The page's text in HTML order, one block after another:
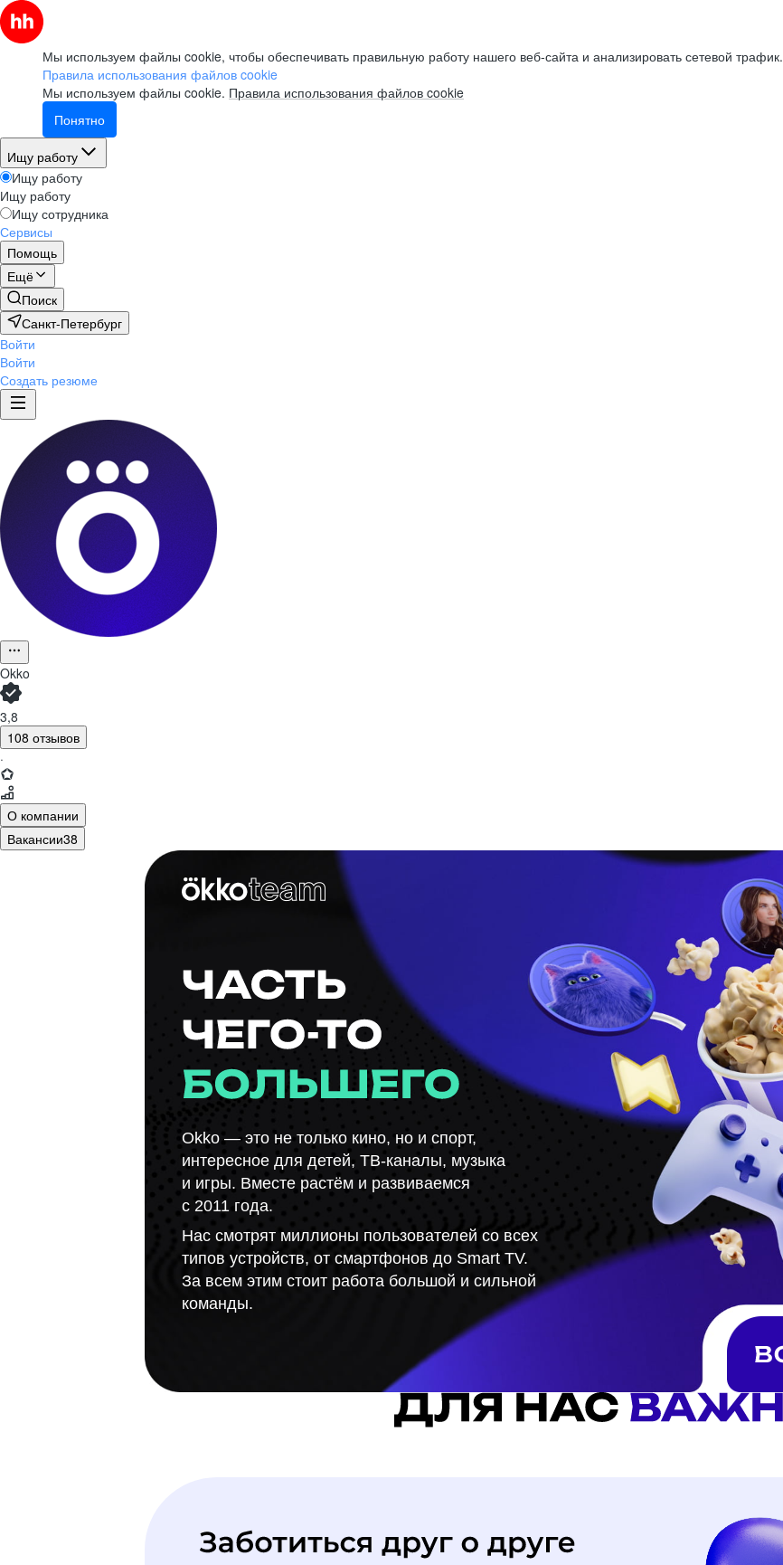
Мы используем файлы cookie, чтобы обеспечивать правильную работу нашего веб-сайта и анализировать сетевой трафик.
Правила использования файлов cookie
Мы используем файлы cookie. Правила использования файлов cookie
Понятно
Ищу работу
Ищу работу
Ищу работу
Ищу сотрудника
Сервисы
Помощь
Ещё
Поиск
Санкт-Петербург
Войти
Войти
Создать резюме
Okko
3,8
108 отзывов
·
О компании
Вакансии38
Okko — это не только кино, но и спорт,
интересное для детей, ТВ-каналы, музыка
и игры. Вместе растём и развиваемся
с 2011 года.
Нас смотрят миллионы пользователей со всех
типов устройств, от смартфонов до Smart TV.
За всем этим стоит работа большой и сильной
команды.